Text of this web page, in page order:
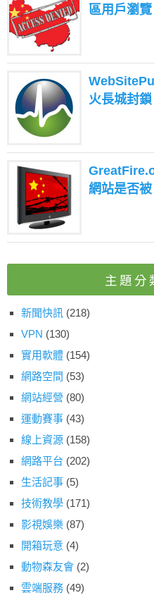
區用戶瀏覽
火長城封鎖
網站是否
主題分
新聞快訊 (218)
VPN (130)
實用軟體 (154)
網路空間 (53)
網站經營 (80)
運動賽事 (43)
線上資源 (158)
網路平台 (202)
生活記事 (5)
技術教學 (171)
影視娛樂 (87)
開箱玩意 (4)
動物森友會 (2)
雲端服務 (49)